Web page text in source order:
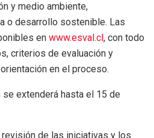
y medio ambiente,
o desarrollo sostenible. Las
en www.esval.cl, con todo
criterios de evaluación y
en el proceso.
extenderá hasta el 15 de
de las iniciativas y los